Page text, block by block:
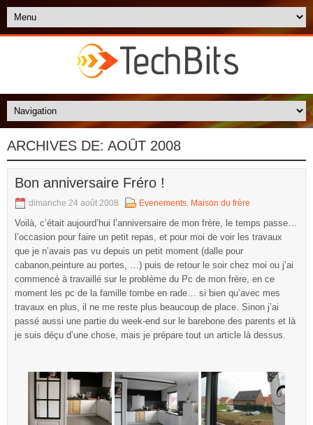
ARCHIVES DE: AOÛT 2008
Bon anniversaire Fréro !
dimanche 24 août 2008 Evenements, Maison du frère
Voilà, c’était aujourd’hui l’anniversaire de mon frère, le temps passe…
l’occasion pour faire un petit repas, et pour moi de voir les travaux
que je n’avais pas vu depuis un petit moment (dalle pour
cabanon,peinture au portes, …) puis de retour le soir chez moi ou j’ai
commencé à travaillé sur le problème du Pc de mon frère, en ce
moment les pc de la famille tombe en rade… si bien qu’avec mes
travaux en plus, il ne me reste plus beaucoup de place. Sinon j’ai
passé aussi une partie du week-end sur le barebone des parents et là
je suis déçu d’une chose, mais je prépare tout un article là dessus.